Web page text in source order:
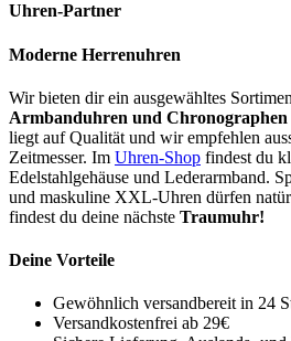
Uhren-Partner
Moderne Herrenuhren
Wir bieten dir ein ausgewähltes
Armbanduhren und
liegt auf Qualität und wir empfehlen
Zeitmesser. Im Uhren-Shop findest du
Edelstahlgehäuse und Lederarmband.
und maskuline XXL-Uhren dürfen
findest du deine nächste Traumuhr!
Deine Vorteile
Gewöhnlich versandbereit in 24
Versandkostenfrei ab 29€